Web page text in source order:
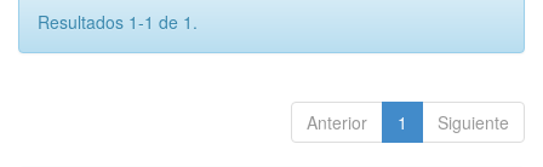
Resultados 1-1 de 1.
Anterior 1 Siguiente